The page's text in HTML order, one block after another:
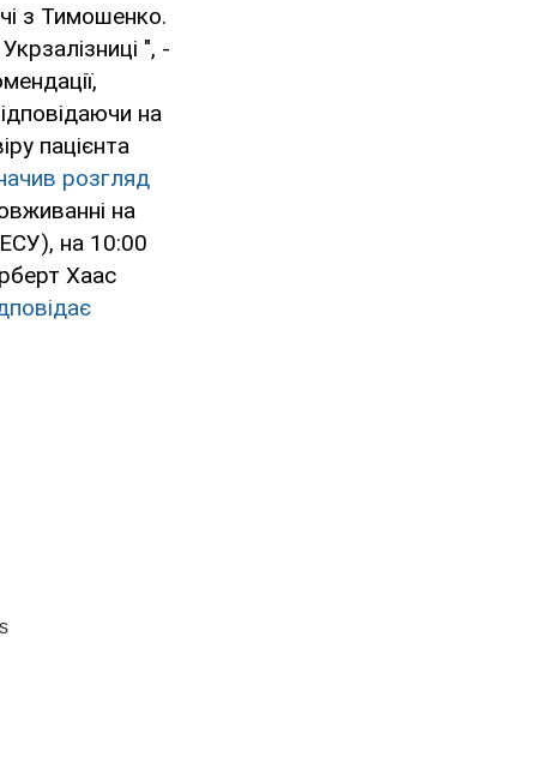
з Тимошенко.
", -
на
пацієнта
розгляд
на
на 10:00
Хаас